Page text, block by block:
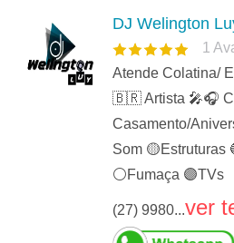
DJ Welington
1
Atende Colatina/
🇧🇷 Artista 🎤🎧
Casamento/
Som 🟡Estruturas
⚪️Fumaça 🟣TVs
(27) 9980...ver